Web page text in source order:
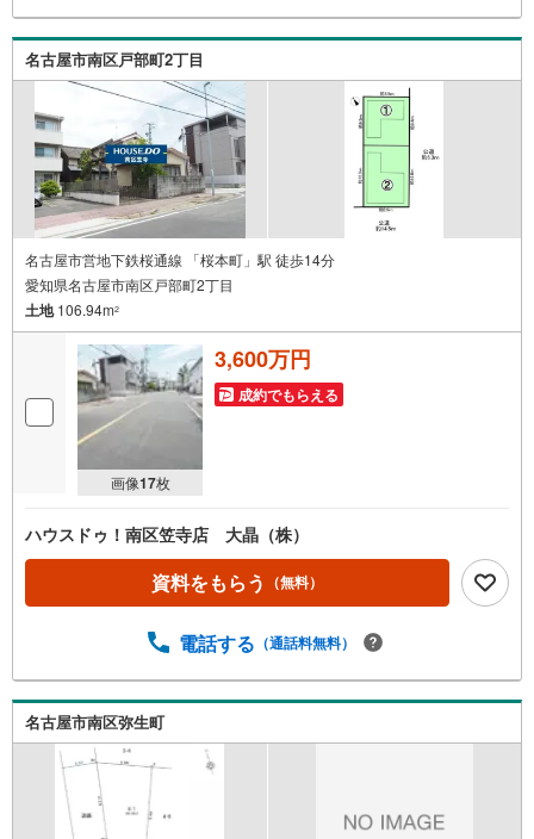
名古屋市南区戸部町2丁目
名古屋市営地下鉄桜通線 「桜本町」駅 徒歩14分
愛知県名古屋市南区戸部町2丁目
土地106.94m2
画像17枚
3,600万円
成約でもらえる
ハウスドゥ！南区笠寺店 大晶（株）
資料をもらう （無料）
電話する （通話料無料）
名古屋市南区弥生町